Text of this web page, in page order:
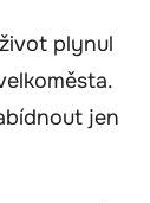
plynul
jen